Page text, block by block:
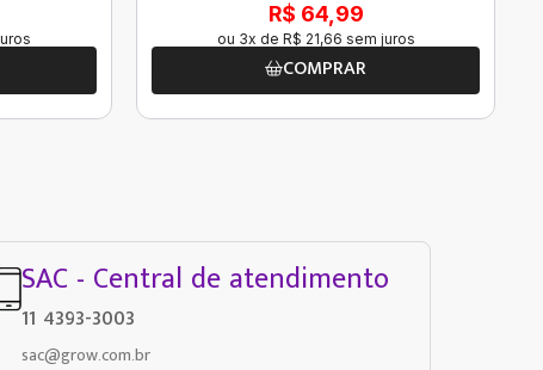
R$ 64,99
ou 3x de R$ 21,66 sem juros
COMPRAR
SAC - Central de atendimento
11 4393-3003
sac@grow.com.br